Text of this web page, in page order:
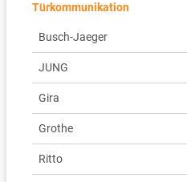
Türkommunikation
Busch-Jaeger
JUNG
Gira
Grothe
Ritto